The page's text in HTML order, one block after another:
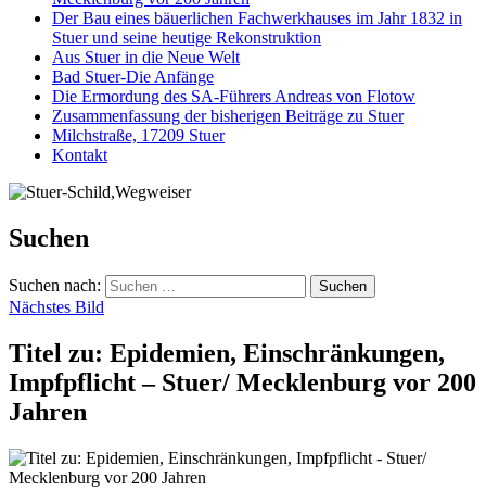
Der Bau eines bäuerlichen Fachwerkhauses im Jahr 1832 in
Stuer und seine heutige Rekonstruktion
Aus Stuer in die Neue Welt
Bad Stuer-Die Anfänge
Die Ermordung des SA-Führers Andreas von Flotow
Zusammenfassung der bisherigen Beiträge zu Stuer
Milchstraße, 17209 Stuer
Kontakt
Suchen
Suchen nach:
Nächstes Bild
Titel zu: Epidemien, Einschränkungen,
Impfpflicht – Stuer/ Mecklenburg vor 200
Jahren